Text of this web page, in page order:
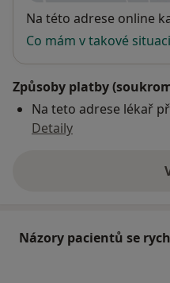
Dostupnost
Na této adrese online
Co mám v takové
Způsoby platby
Na teto adrese lékař
Detaily
Názory pacientů se